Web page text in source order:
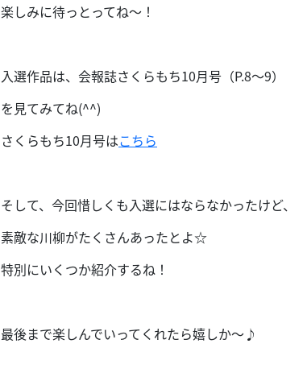
楽しみに待っとってね〜！
入選作品は、会報誌さくらもち10月号（P.8～9）
を見てみてね(^^)
さくらもち10月号はこちら
そして、今回惜しくも入選にはならなかったけど、
素敵な川柳がたくさんあったとよ☆
特別にいくつか紹介するね！
最後まで楽しんでいってくれたら嬉しか〜♪